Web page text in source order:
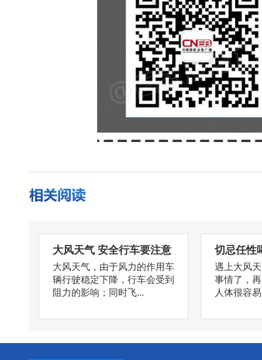
大风天气 安全行车要注意
大风天气，由于风力的作用车
辆行驶稳定下降，行车会受到
阻力的影响；同时飞...
切忌任性
遇上大风
事情了，
人体很容